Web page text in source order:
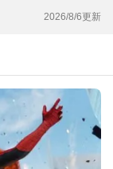
2026/8/6更新